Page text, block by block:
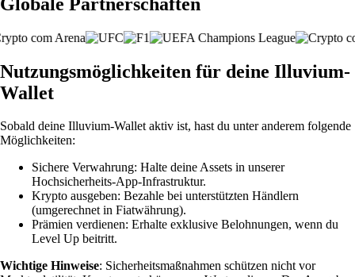
Nutzungsmöglichkeiten für deine Illuvium-
Wallet
Sobald deine Illuvium-Wallet aktiv ist, hast du unter anderem folgende
Möglichkeiten:
Sichere Verwahrung: Halte deine Assets in unserer
Hochsicherheits-App-Infrastruktur.
Krypto ausgeben: Bezahle bei unterstützten Händlern
(umgerechnet in Fiatwährung).
Prämien verdienen: Erhalte exklusive Belohnungen, wenn du
Level Up beitritt.
Wichtige Hinweise: Sicherheitsmaßnahmen schützen nicht vor